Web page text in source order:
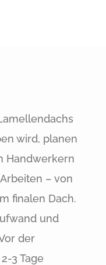
wird, planen
Handwerkern
– von
finalen Dach.
und
der
3 Tage